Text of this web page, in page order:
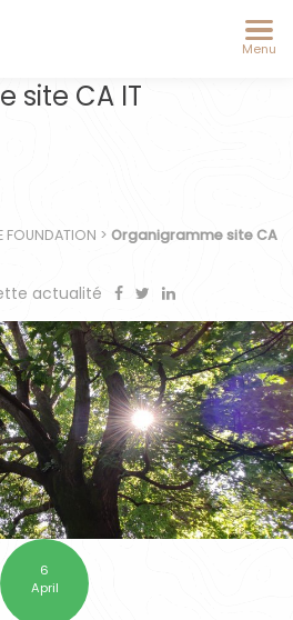
Menu
site CA IT
FOUNDATION > Organigramme site CA
actualité
6
April